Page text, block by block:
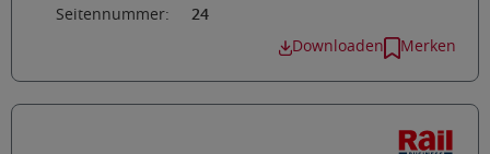
Seitennummer:
24
Downloaden Merken